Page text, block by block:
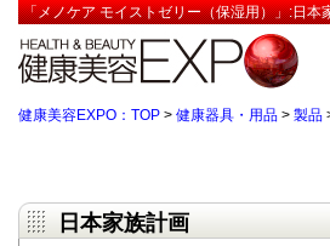
「メノケア モイストゼリー（保湿用）」:日本
健康美容EXPO：TOP > 健康器具・用品 > 製品
日本家族計画